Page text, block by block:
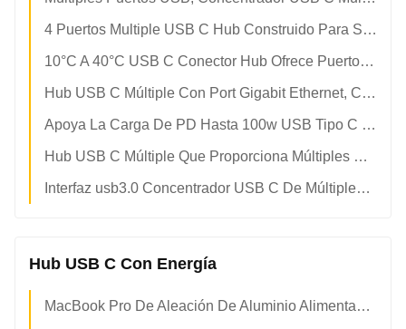
4 Puertos Multiple USB C Hub Construido Para Soportar Un 5% A 95% De Humedad, Asegurando El Funcionamiento En Diversos Entornos
10°C A 40°C USB C Conector Hub Ofrece Puertos USB A Tipos De Puertos Que Admiten Conexiones De Varios Dispositivos Y Transferencia Rápida De Datos
Hub USB C Múltiple Con Port Gigabit Ethernet, Carcasa De Aleación De Aluminio Y Rango De Temperatura De Funcionamiento De Menos 10 A 40 Grados Celsius
Apoya La Carga De PD Hasta 100w USB Tipo C Hub Adaptador Plug And Play Compatible Con Múltiples Dispositivos Expandiendo Las Opciones De Conectividad
Hub USB C Múltiple Que Proporciona Múltiples Puertos USB Ciclo De Producción De Carga Y Transferencia De Datos De 12 A 18 Días Diseñado Para Empresas
Interfaz usb3.0 Concentrador USB C De Múltiples Puertos Con Múltiples Puertos USB Para Una Conectividad Perfecta Y Una Productividad Mejorada
Hub USB C Con Energía
MacBook Pro De Aleación De Aluminio Alimentado Por USB Tipo C Hub OEM / ODM Aceptable